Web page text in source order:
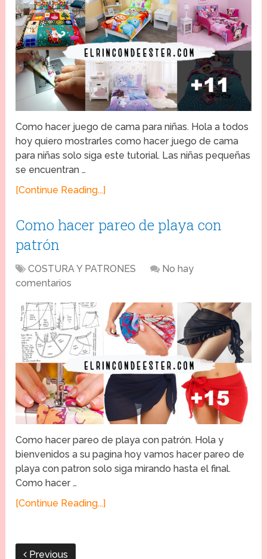
Como hacer juego de cama para niñas. Hola a todos
hoy quiero mostrarles como hacer juego de cama
para niñas solo siga este tutorial. Las niñas pequeñas
se encuentran …
[Continue Reading...]
Como hacer pareo de playa con
patrón
COSTURA Y PATRONES
No hay
comentarios
Como hacer pareo de playa con patrón. Hola y
bienvenidos a su pagina hoy vamos hacer pareo de
playa con patron solo siga mirando hasta el final.
Como hacer …
[Continue Reading...]
Previous